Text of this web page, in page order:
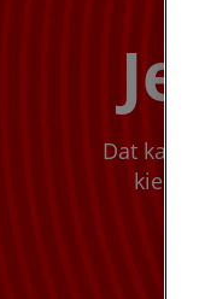
Dat kan
kies